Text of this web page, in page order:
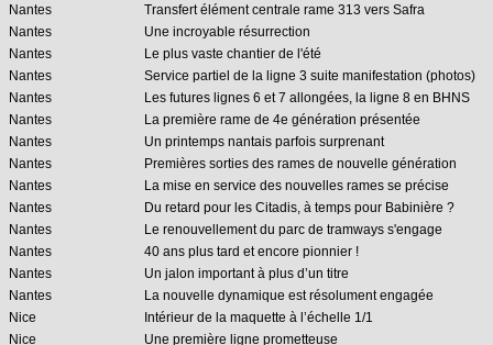
Nantes
Transfert élément centrale rame 313 vers Safra
Nantes
Une incroyable résurrection
Nantes
Le plus vaste chantier de l'été
Nantes
Service partiel de la ligne 3 suite manifestation (photos)
Nantes
Les futures lignes 6 et 7 allongées, la ligne 8 en BHNS
Nantes
La première rame de 4e génération présentée
Nantes
Un printemps nantais parfois surprenant
Nantes
Premières sorties des rames de nouvelle génération
Nantes
La mise en service des nouvelles rames se précise
Nantes
Du retard pour les Citadis, à temps pour Babinière ?
Nantes
Le renouvellement du parc de tramways s'engage
Nantes
40 ans plus tard et encore pionnier !
Nantes
Un jalon important à plus d’un titre
Nantes
La nouvelle dynamique est résolument engagée
Nice
Intérieur de la maquette à l’échelle 1/1
Nice
Une première ligne prometteuse